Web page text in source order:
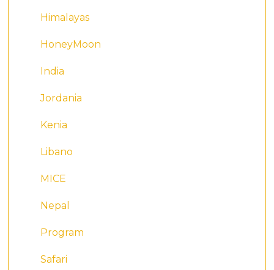
Himalayas
HoneyMoon
India
Jordania
Kenia
Libano
MICE
Nepal
Program
Safari